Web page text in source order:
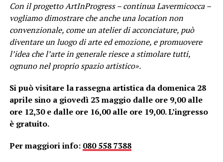
Con il progetto ArtInProgress – continua Lavermicocca –
vogliamo dimostrare che anche una location non
convenzionale, come un atelier di acconciature, può
diventare un luogo di arte ed emozione, e promuovere
l’idea che l’arte in generale riesce a stimolare tutti,
ognuno nel proprio spazio artistico».
Si può visitare la rassegna artistica da domenica 28
aprile sino a giovedì 23 maggio dalle ore 9,00 alle
ore 12,30 e dalle ore 16,00 alle ore 19,00. L’ingresso
è gratuito.
Per maggiori info: 080 558 7388